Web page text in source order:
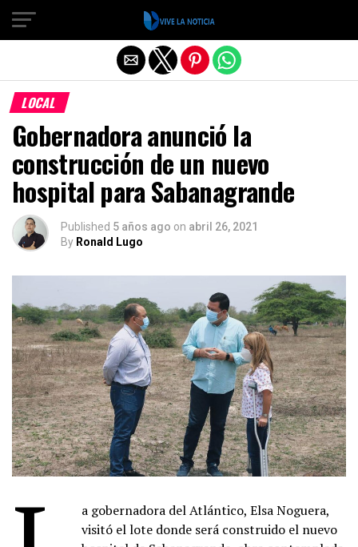
LOCAL
Gobernadora anunció la
construcción de un nuevo
hospital para Sabanagrande
Published 5 años ago on abril 26, 2021
By Ronald Lugo
a gobernadora del Atlántico, Elsa Noguera,
visitó el lote donde será construido el nuevo
Salir de la versión móvil